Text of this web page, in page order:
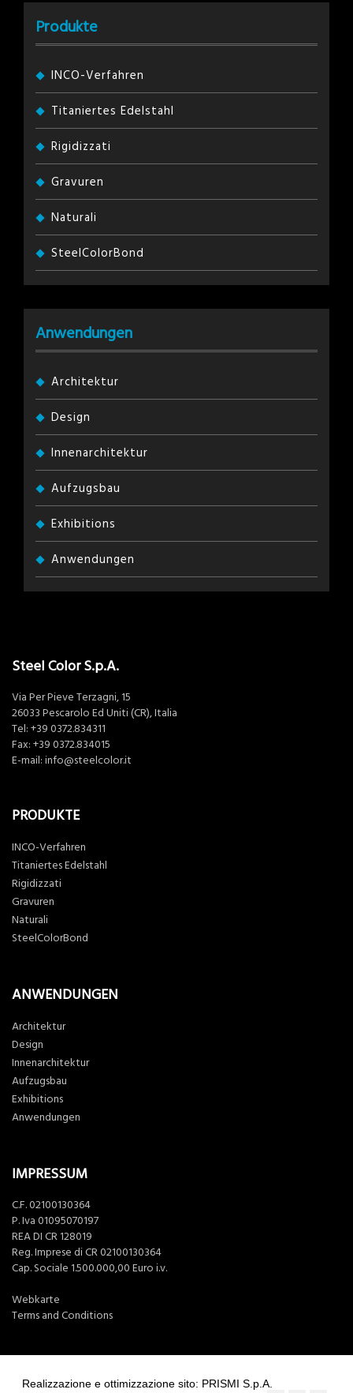
Produkte
INCO-Verfahren
Titaniertes Edelstahl
Rigidizzati
Gravuren
Naturali
SteelColorBond
Anwendungen
Architektur
Design
Innenarchitektur
Aufzugsbau
Exhibitions
Anwendungen
Steel Color S.p.A.
Via Per Pieve Terzagni, 15
26033 Pescarolo Ed Uniti (CR), Italia
Tel: +39 0372.834311
Fax: +39 0372.834015
E-mail: info@steelcolor.it
PRODUKTE
INCO-Verfahren
Titaniertes Edelstahl
Rigidizzati
Gravuren
Naturali
SteelColorBond
ANWENDUNGEN
Architektur
Design
Innenarchitektur
Aufzugsbau
Exhibitions
Anwendungen
IMPRESSUM
C.F. 02100130364
P. Iva 01095070197
REA DI CR 128019
Reg. Imprese di CR 02100130364
Cap. Sociale 1.500.000,00 Euro i.v.
Webkarte
Terms and Conditions
Realizzazione e ottimizzazione sito: PRISMI S.p.A.